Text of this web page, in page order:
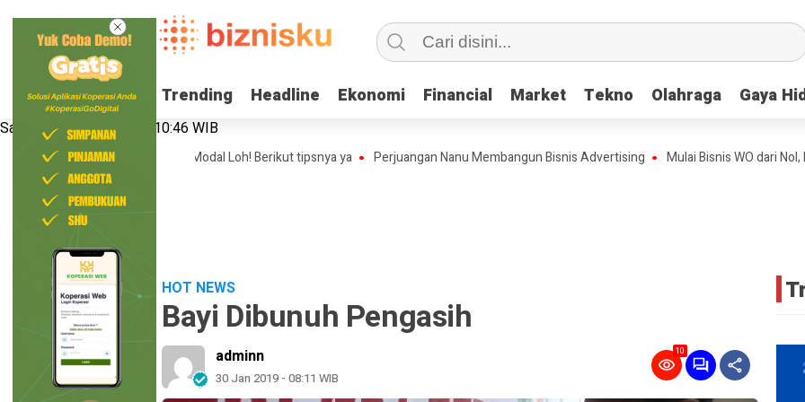
Trending Headline Ekonomi Financial Market Tekno Olahraga Gaya
Trending Headline Ekonomi Financial Market Tekno Olahraga Gaya
Sabtu, 8 Agustus 2026 | 10:46 WIB
Bisnis Online Shop Tanpa Modal Loh! Berikut tipsnya ya Perjuangan Nanu Membangun Bisnis Advertising Mulai Bisnis WO dari Nol, Kini
HOT NEWS
Bayi Dibunuh Pengasih
adminn
30 Jan 2019 - 08:11 WIB
10